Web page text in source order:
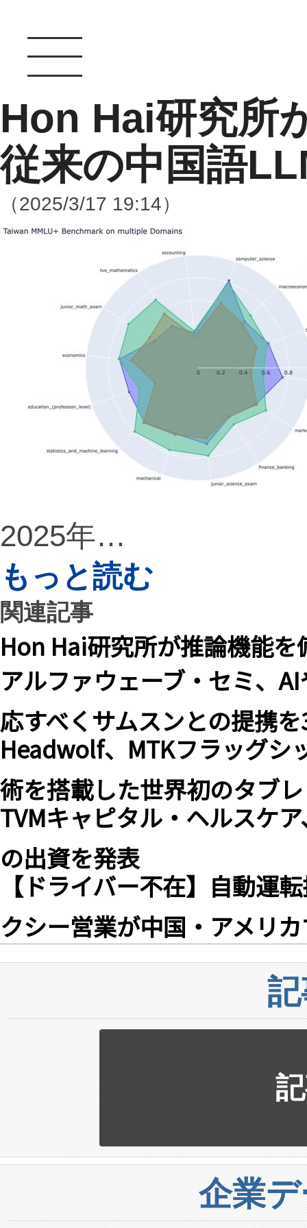
Hon Hai研究所
従来の中国語
（2025/3/17 19:14）
2025年…
もっと読む
関連記事
Hon Hai研究所が推論機能
アルファウェーブ・セミ、
応すべくサムスンとの提携
Headwolf、MTKフラッグシ
術を搭載した世界初のタブ
TVMキャピタル・ヘルスケ
の出資を発表
【ドライバー不在】自動運
クシー営業が中国・アメリ
企業